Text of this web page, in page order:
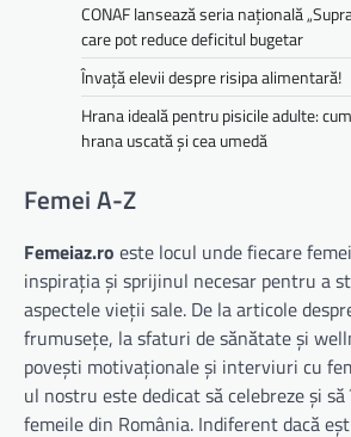
CONAF lansează seria națională
care pot reduce deficitul bugetar
Învață elevii despre risipa alimentară!
Hrana ideală pentru pisicile adulte:
hrana uscată și cea umedă
Femei A-Z
Femeiaz.ro este locul unde fiecare
inspirația și sprijinul necesar pentru a
aspectele vieții sale. De la articole
frumusețe, la sfaturi de sănătate și
povești motivaționale și interviuri cu
ul nostru este dedicat să celebreze și
femeile din România. Indiferent dacă